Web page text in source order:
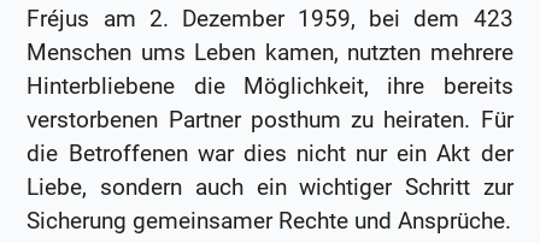
Fréjus am 2. Dezember 1959, bei dem 423
Menschen ums Leben kamen, nutzten mehrere
Hinterbliebene die Möglichkeit, ihre bereits
verstorbenen Partner posthum zu heiraten. Für
die Betroffenen war dies nicht nur ein Akt der
Liebe, sondern auch ein wichtiger Schritt zur
Sicherung gemeinsamer Rechte und Ansprüche.